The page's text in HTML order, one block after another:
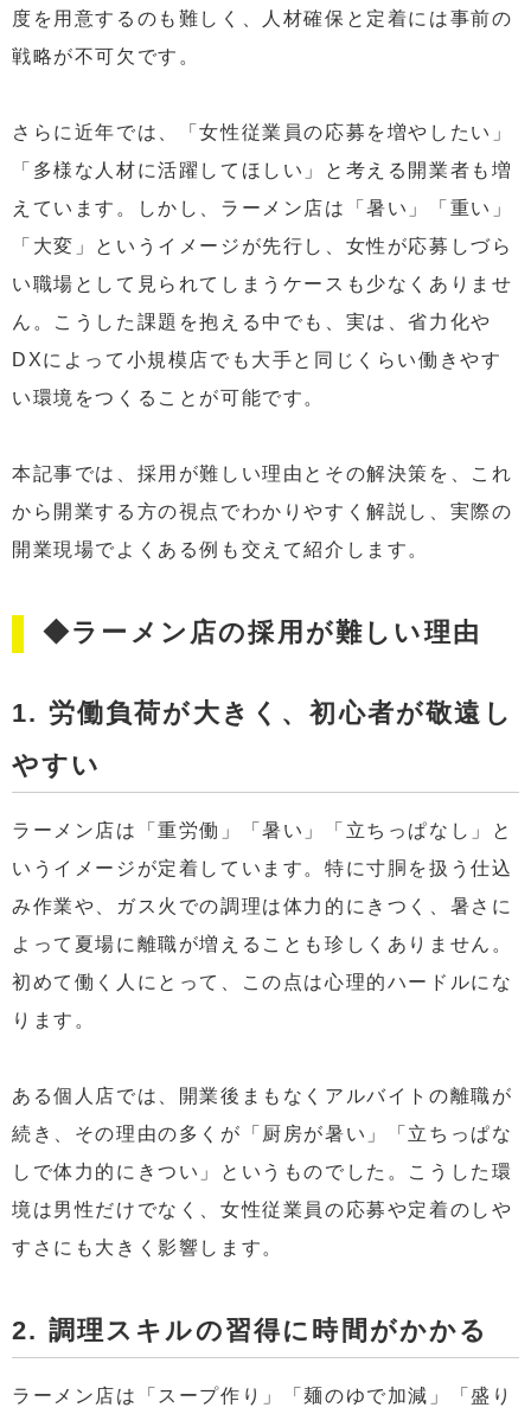
度を用意するのも難しく、人材確保と定着には事前の
戦略が不可欠です。
さらに近年では、「女性従業員の応募を増やしたい」
「多様な人材に活躍してほしい」と考える開業者も増
えています。しかし、ラーメン店は「暑い」「重い」
「大変」というイメージが先行し、女性が応募しづら
い職場として見られてしまうケースも少なくありませ
ん。こうした課題を抱える中でも、実は、省力化や
DXによって小規模店でも大手と同じくらい働きやす
い環境をつくることが可能です。
本記事では、採用が難しい理由とその解決策を、これ
から開業する方の視点でわかりやすく解説し、実際の
開業現場でよくある例も交えて紹介します。
◆ラーメン店の採用が難しい理由
1. 労働負荷が大きく、初心者が敬遠し
やすい
ラーメン店は「重労働」「暑い」「立ちっぱなし」と
いうイメージが定着しています。特に寸胴を扱う仕込
み作業や、ガス火での調理は体力的にきつく、暑さに
よって夏場に離職が増えることも珍しくありません。
初めて働く人にとって、この点は心理的ハードルにな
ります。
ある個人店では、開業後まもなくアルバイトの離職が
続き、その理由の多くが「厨房が暑い」「立ちっぱな
しで体力的にきつい」というものでした。こうした環
境は男性だけでなく、女性従業員の応募や定着のしや
すさにも大きく影響します。
2. 調理スキルの習得に時間がかかる
ラーメン店は「スープ作り」「麺のゆで加減」「盛り